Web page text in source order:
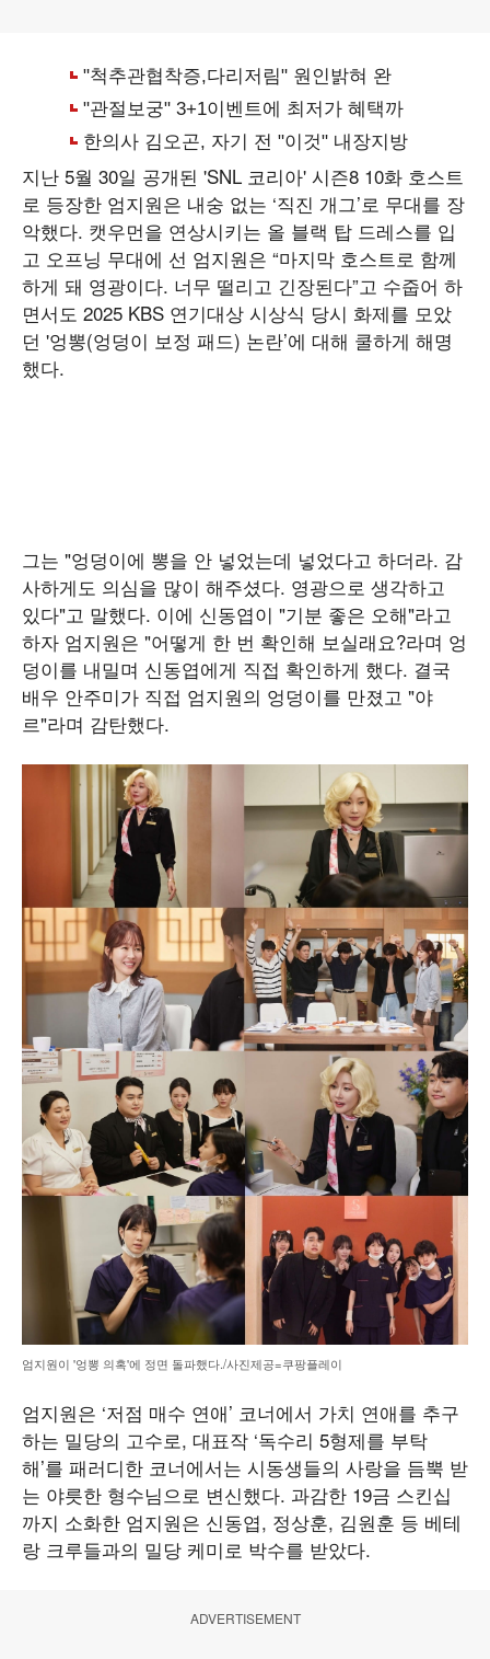
지난 5월 30일 공개된 'SNL 코리아' 시즌8 10화 호스트
로 등장한 엄지원은 내숭 없는 ‘직진 개그’로 무대를 장
악했다. 캣우먼을 연상시키는 올 블랙 탑 드레스를 입
고 오프닝 무대에 선 엄지원은 “마지막 호스트로 함께
하게 돼 영광이다. 너무 떨리고 긴장된다”고 수줍어 하
면서도 2025 KBS 연기대상 시상식 당시 화제를 모았
던 '엉뽕(엉덩이 보정 패드) 논란’에 대해 쿨하게 해명
했다.
그는 "엉덩이에 뽕을 안 넣었는데 넣었다고 하더라. 감
사하게도 의심을 많이 해주셨다. 영광으로 생각하고
있다"고 말했다. 이에 신동엽이 "기분 좋은 오해"라고
하자 엄지원은 "어떻게 한 번 확인해 보실래요?라며 엉
덩이를 내밀며 신동엽에게 직접 확인하게 했다. 결국
배우 안주미가 직접 엄지원의 엉덩이를 만졌고 "야
르"라며 감탄했다.
엄지원이 '엉뽕 의혹'에 정면 돌파했다./사진제공=쿠팡플레이
엄지원은 ‘저점 매수 연애’ 코너에서 가치 연애를 추구
하는 밀당의 고수로, 대표작 ‘독수리 5형제를 부탁
해’를 패러디한 코너에서는 시동생들의 사랑을 듬뿍 받
는 야릇한 형수님으로 변신했다. 과감한 19금 스킨십
까지 소화한 엄지원은 신동엽, 정상훈, 김원훈 등 베테
랑 크루들과의 밀당 케미로 박수를 받았다.
ADVERTISEMENT